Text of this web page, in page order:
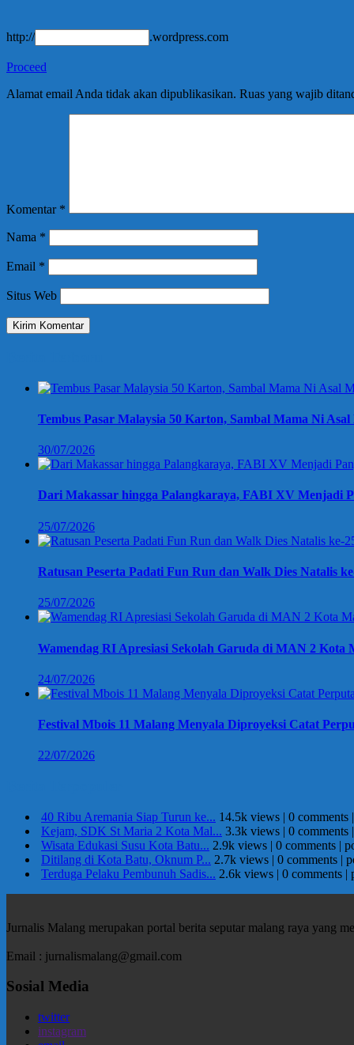
http:// .wordpress.com
Proceed
Alamat email Anda tidak akan dipublikasikan. Ruas yang wajib
Komentar *
Nama *
Email *
Situs Web
Tembus Pasar Malaysia 50 Karton, Sambal Mama Ni
30/07/2026
Dari Makassar hingga Palangkaraya, FABI XV Menjadi
25/07/2026
Ratusan Peserta Padati Fun Run dan Walk Dies Natalis
25/07/2026
Wamendag RI Apresiasi Sekolah Garuda di MAN 2
24/07/2026
Festival Mbois 11 Malang Menyala Diproyeksi Catat
22/07/2026
40 Ribu Aremania Siap Turun ke... 14.5k views | 0 comments |
Kejam, SDK St Maria 2 Kota Mal... 3.3k views | 0 comments |
Wisata Edukasi Susu Kota Batu... 2.9k views | 0 comments |
Ditilang di Kota Batu, Oknum P... 2.7k views | 0 comments |
Terduga Pelaku Pembunuh Sadis... 2.6k views | 0 comments |
Jurnalis Malang merupakan portal berita seputar malang raya yang
Email : jurnalismalang@gmail.com
Sosial Media
twitter
instagram